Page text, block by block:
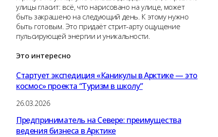
улицы гласит: всё, что нарисовано на улице, может
быть закрашено на следующий день. К этому нужно
быть готовым. Это придаёт стрит-арту ощущение
пульсирующей энергии и уникальности.
Это интересно
Стартует экспедиция «Каникулы в Арктике — это
космос» проекта “Туризм в школу”
26.03.2026
Предприниматель на Севере: преимущества
ведения бизнеса в Арктике